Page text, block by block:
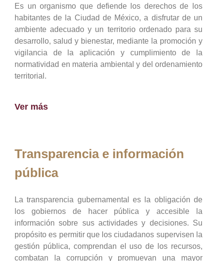
Es un organismo que defiende los derechos de los
habitantes de la Ciudad de México, a disfrutar de un
ambiente adecuado y un territorio ordenado para su
desarrollo, salud y bienestar, mediante la promoción y
vigilancia de la aplicación y cumplimiento de la
normatividad en materia ambiental y del ordenamiento
territorial.
Ver más
Transparencia e información
pública
La transparencia gubernamental es la obligación de
los gobiernos de hacer pública y accesible la
información sobre sus actividades y decisiones. Su
propósito es permitir que los ciudadanos supervisen la
gestión pública, comprendan el uso de los recursos,
combatan la corrupción y promuevan una mayor